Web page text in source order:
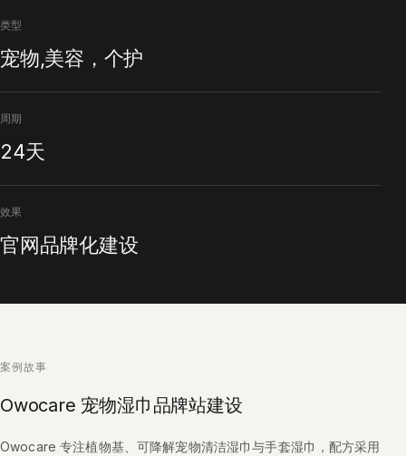
类型
宠物,美容，个护
周期
24天
效果
官网品牌化建设
案例故事
Owocare 宠物湿巾品牌站建设
Owocare 专注植物基、可降解宠物清洁湿巾与手套湿巾，配方采用